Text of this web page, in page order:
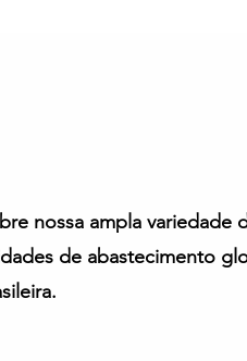
nossa ampla variedade
de abastecimento